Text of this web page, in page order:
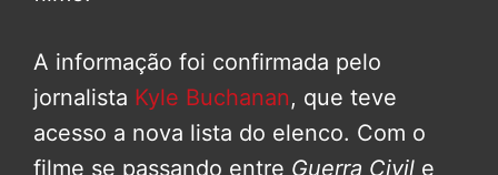
A informação foi confirmada pelo
jornalista Kyle Buchanan, que teve
acesso a nova lista do elenco. Com o
filme se passando entre Guerra Civil e